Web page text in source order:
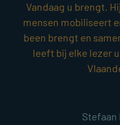
Vandaag u brengt.
mensen mobiliseert
been brengt en
leeft bij elke lezer
Stefaan